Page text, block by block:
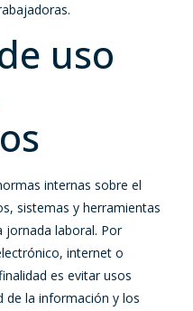
uso
internas sobre el
sistemas y herramientas
jornada laboral. Por
internet o
es evitar usos
de la información y los